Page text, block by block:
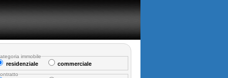
immobile
residenziale commerciale